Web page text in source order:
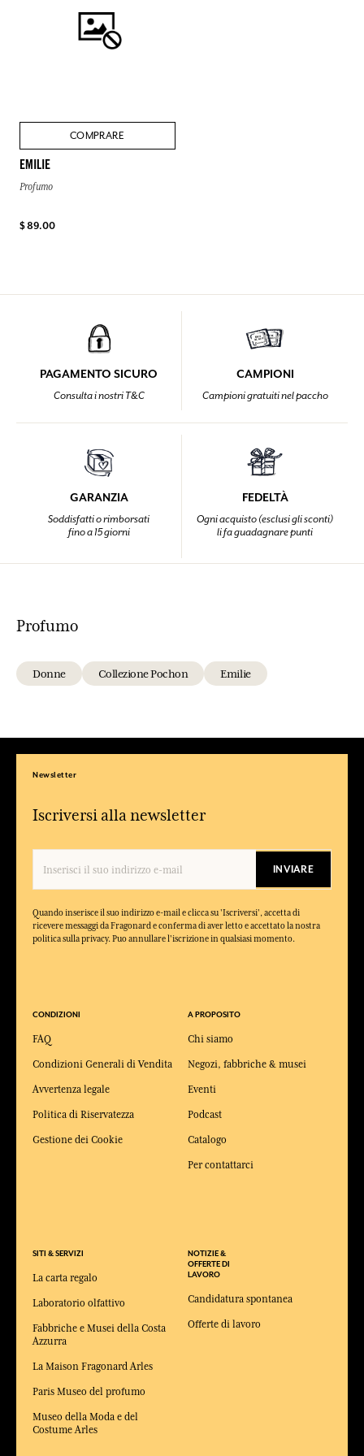
COMPRARE
EMILIE
Profumo
$ 89.00
PAGAMENTO SICURO
Consulta i nostri T&C
CAMPIONI
Campioni gratuiti nel paccho
GARANZIA
Soddisfatti o rimborsati
fino a 15 giorni
FEDELTÀ
Ogni acquisto (esclusi gli sconti)
li fa guadagnare punti
Profumo
Donne Collezione Pochon Emilie
Newsletter
Iscriversi alla newsletter
INVIARE
Quando inserisce il suo indirizzo e-mail e clicca su 'Iscriversi', accetta di
ricevere messaggi da Fragonard e conferma di aver letto e accettato la nostra
politica sulla privacy. Puo annullare l'iscrizione in qualsiasi momento.
CONDIZIONI
FAQ
Condizioni Generali di Vendita
Avvertenza legale
Politica di Riservatezza
Gestione dei Cookie
SITI & SERVIZI
La carta regalo
Laboratorio olfattivo
Fabbriche e Musei della Costa
Azzurra
La Maison Fragonard Arles
Paris Museo del profumo
Museo della Moda e del
Costume Arles
A PROPOSITO
Chi siamo
Negozi, fabbriche & musei
Eventi
Podcast
Catalogo
Per contattarci
NOTIZIE &
OFFERTE DI
LAVORO
Candidatura spontanea
Offerte di lavoro